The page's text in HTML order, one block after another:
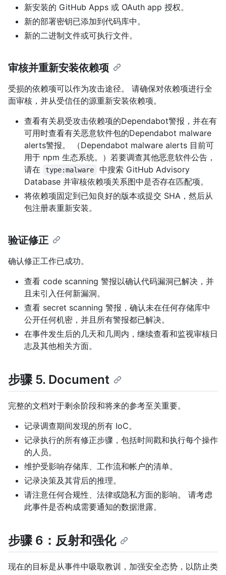
新安装的 GitHub Apps 或 OAuth app 授权。
新的部署密钥已添加到代码库中。
新的二进制文件或可执行文件。
审核并重新安装依赖项
受损的依赖项可以作为攻击途径。 请确保对依赖项进行全
面审核，并从受信任的源重新安装依赖项。
查看有关易受攻击依赖项的Dependabot警报，并在有
可用时查看有关恶意软件包的Dependabot malware
alerts警报。 （Dependabot malware alerts 目前可
用于 npm 生态系统。）若要调查其他恶意软件公告，
请在
type:malware
中搜索 GitHub Advisory
Database 并审核依赖项关系图中是否存在匹配项。
将依赖项固定到已知良好的版本或提交 SHA，然后从
包注册表重新安装。
验证修正
确认修正工作已成功。
查看 code scanning 警报以确认代码漏洞已解决，并
且未引入任何新漏洞。
查看 secret scanning 警报，确认未在任何存储库中
公开任何机密，并且所有警报都已解决。
在事件发生后的几天和几周内，继续查看和监视审核日
志及其他相关方面。
步骤 5. Document
完整的文档对于剩余阶段和将来的参考至关重要。
记录调查期间发现的所有 IoC。
记录执行的所有修正步骤，包括时间戳和执行每个操作
的人员。
维护受影响存储库、工作流和帐户的清单。
记录决策及其背后的推理。
请注意任何合规性、法律或隐私方面的影响。 请考虑
此事件是否构成需要通知的数据泄露。
步骤 6：反射和强化
现在的目标是从事件中吸取教训，加强安全态势，以防止类